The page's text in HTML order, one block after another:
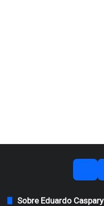
Sobre Eduardo Caspary